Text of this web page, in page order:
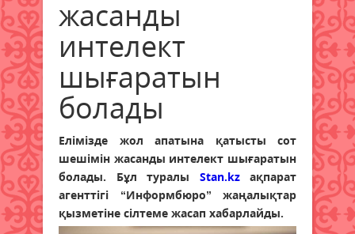
жасанды
интелект
шығаратын
болады
Елімізде жол апатына қатысты сот
шешімін жасанды интелект шығаратын
болады. Бұл туралы Stan.kzақпарат
агенттігі “Информбюро” жаңалықтар
қызметіне сілтеме жасап хабарлайды.